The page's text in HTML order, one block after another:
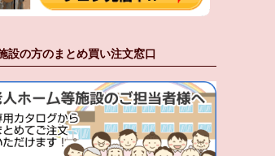
設の方のまとめ買い注文窓口